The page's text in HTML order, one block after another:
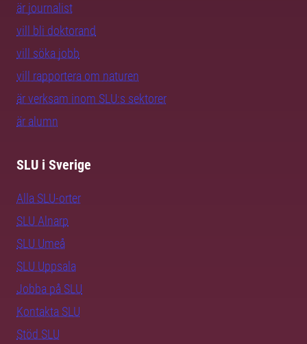
är journalist
vill bli doktorand
vill söka jobb
vill rapportera om naturen
är verksam inom SLU:s sektorer
är alumn
SLU i Sverige
Alla SLU-orter
SLU Alnarp
SLU Umeå
SLU Uppsala
Jobba på SLU
Kontakta SLU
Stöd SLU